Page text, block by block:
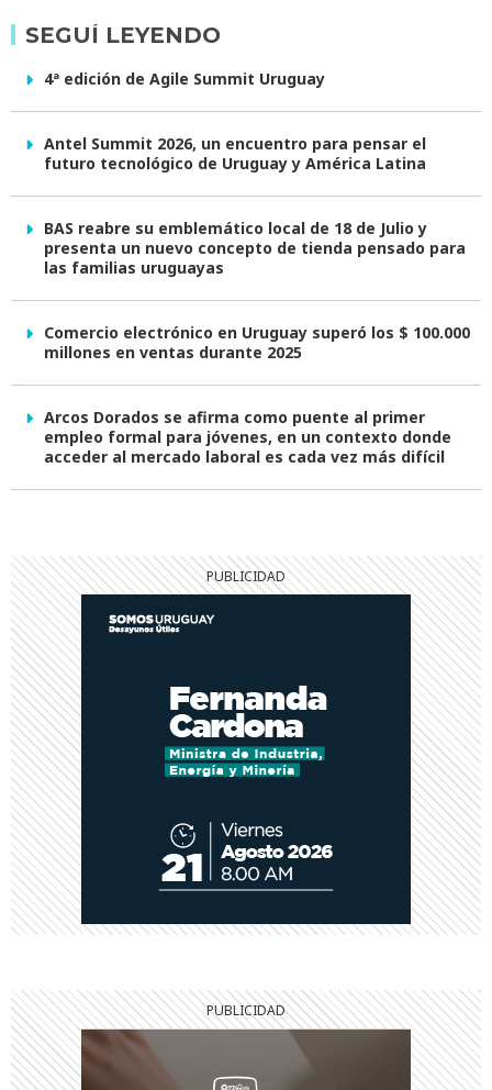
SEGUÍ LEYENDO
4ª edición de Agile Summit Uruguay
Antel Summit 2026, un encuentro para pensar el
futuro tecnológico de Uruguay y América Latina
BAS reabre su emblemático local de 18 de Julio y
presenta un nuevo concepto de tienda pensado para
las familias uruguayas
Comercio electrónico en Uruguay superó los $ 100.000
millones en ventas durante 2025
Arcos Dorados se afirma como puente al primer
empleo formal para jóvenes, en un contexto donde
acceder al mercado laboral es cada vez más difícil